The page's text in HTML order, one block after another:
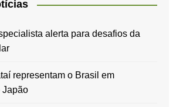
alerta para desafios da
representam o Brasil em
Japão